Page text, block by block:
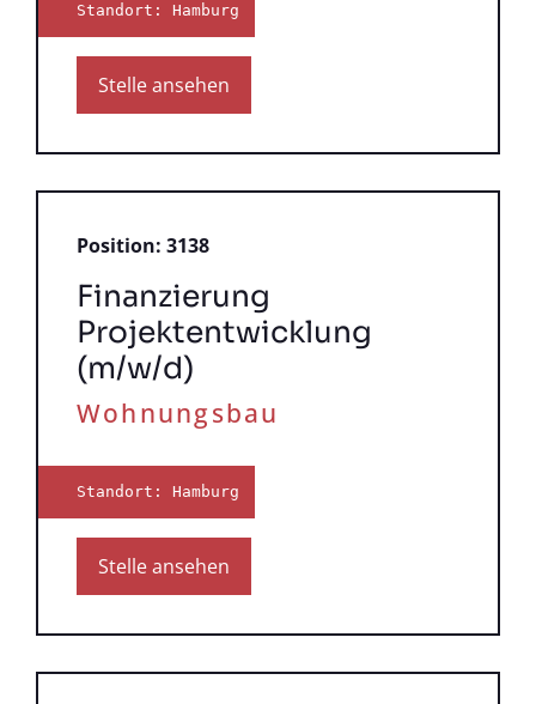
Standort: Hamburg
Stelle ansehen
Position: 3138
Finanzierung
Projektentwicklung
(m/w/d)
Wohnungsbau
Standort: Hamburg
Stelle ansehen